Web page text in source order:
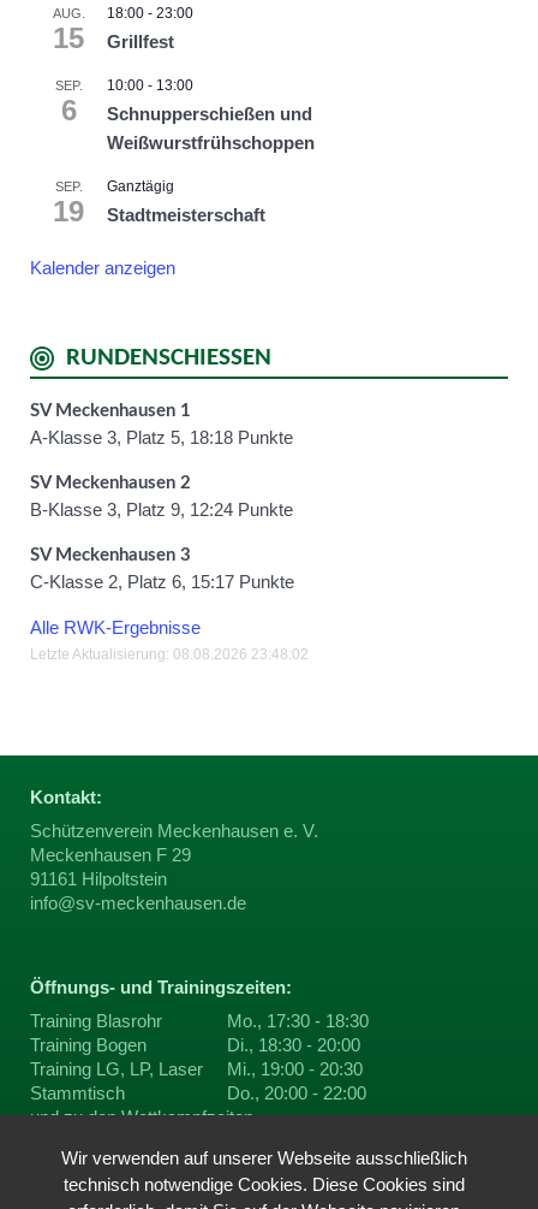
AUG.
15
18:00 - 23:00
Grillfest
SEP.
6
10:00 - 13:00
Schnupperschießen und
Weißwurstfrühschoppen
SEP.
19
Ganztägig
Stadtmeisterschaft
Kalender anzeigen
RUNDENSCHIESSEN
SV Meckenhausen 1
A-Klasse 3, Platz 5, 18:18 Punkte
SV Meckenhausen 2
B-Klasse 3, Platz 9, 12:24 Punkte
SV Meckenhausen 3
C-Klasse 2, Platz 6, 15:17 Punkte
Alle RWK-Ergebnisse
Letzte Aktualisierung: 08.08.2026 23:48:02
Kontakt:
Schützenverein Meckenhausen e. V.
Meckenhausen F 29
91161 Hilpoltstein
info@sv-meckenhausen.de
Öffnungs- und Trainingszeiten:
Training Blasrohr
Mo., 17:30 - 18:30
Training Bogen
Di., 18:30 - 20:00
Training LG, LP, Laser
Mi., 19:00 - 20:30
Stammtisch
Do., 20:00 - 22:00
und zu denWettkampfzeiten
Du findest uns auf ...
Wir verwenden auf unserer Webseite ausschließlich
technisch notwendige Cookies. Diese Cookies sind